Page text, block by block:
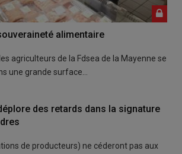
alimentaire
agriculteurs de la Fdsea de la Mayenne se
une grande surface…
des retards dans la signature
de producteurs) ne céderont pas aux